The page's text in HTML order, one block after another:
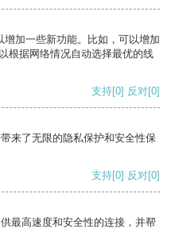
加一些新功能。比如，可以增加
根据网络情况自动选择最优的线
支持[0] 反对[0]
来了无限的隐私保护和安全性保
支持[0] 反对[0]
最高速度和安全性的连接，并帮